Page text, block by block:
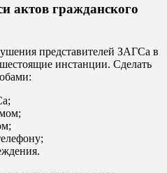
актов гражданского
представителей ЗАГСа в
инстанции. Сделать